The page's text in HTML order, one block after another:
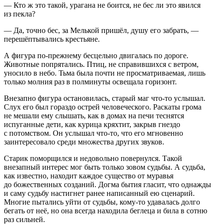
— Кто ж это такой, урагана не боится, не бес ли это явился
из пекла?
— Да, точно бес, за Мелькой пришёл, душу его забрать, —
перешёптывались крестьяне.
А фигура по-прежнему бесцельно двигалась по дороге.
Животные попрятались. Птиц, не справившихся с ветром,
уносило в небо. Тьма была почти не просматриваемая, лишь
только молния раз в полминуты освещала горизонт.
Внезапно фигура остановилась, старый маг что-то услышал.
Слух его был гораздо острей человеческого. Раскаты грома
не мешали ему слышать, как в домах на печи теснятся
испуганные дети, как курица кряхтит, закрыв гнездо
с потомством. Он услышал что-то, что его мгновенно
заинтересовало среди множества других звуков.
Старик поморщился и недовольно повернулся. Такой
внезапный интерес мог быть только зовом судьбы. А судьба,
как известно, находит каждое существо от муравья
до божественных созданий. Догма бытия гласит, что однажды
и саму судьбу настигнет ранее написанный ею сценарий.
Многие пытались уйти от судьбы, кому-то удавалась долго
бегать от неё, но она всегда находила беглеца и била в сотню
раз сильней.